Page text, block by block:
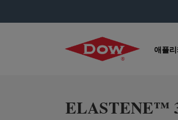
애플
ELASTENE™